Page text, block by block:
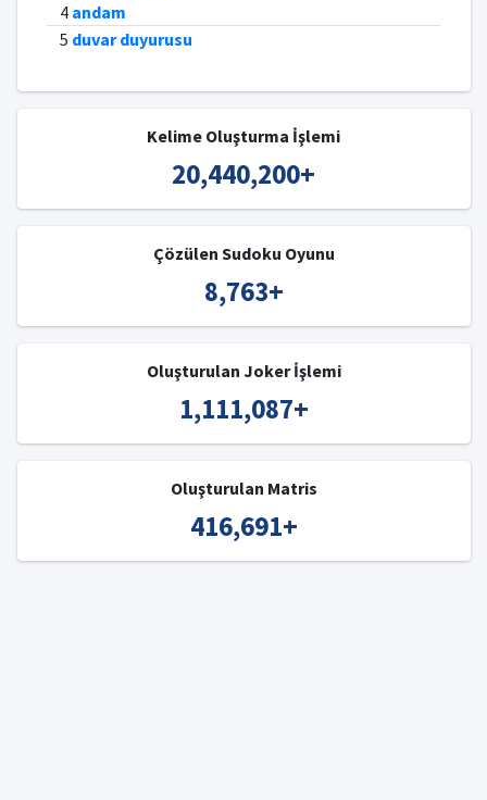
4 andam
5 duvar duyurusu
Kelime Oluşturma İşlemi
20,440,200+
Çözülen Sudoku Oyunu
8,763+
Oluşturulan Joker İşlemi
1,111,087+
Oluşturulan Matris
416,691+